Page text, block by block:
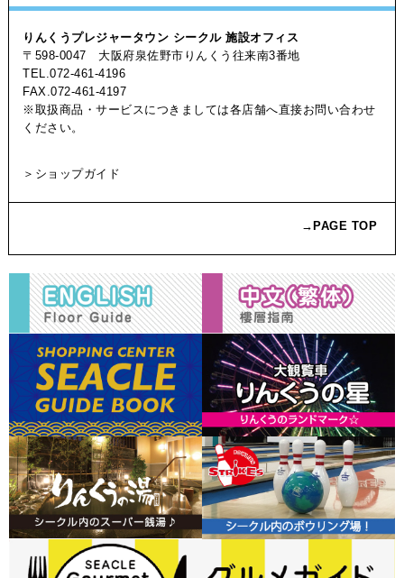
りんくうプレジャータウン シークル 施設オフィス
〒598-0047 大阪府泉佐野市りんくう往来南3番地
TEL.072-461-4196
FAX.072-461-4197
※取扱商品・サービスにつきましては各店舗へ直接お問い合わせ
ください。
＞ショップガイド
→PAGE TOP